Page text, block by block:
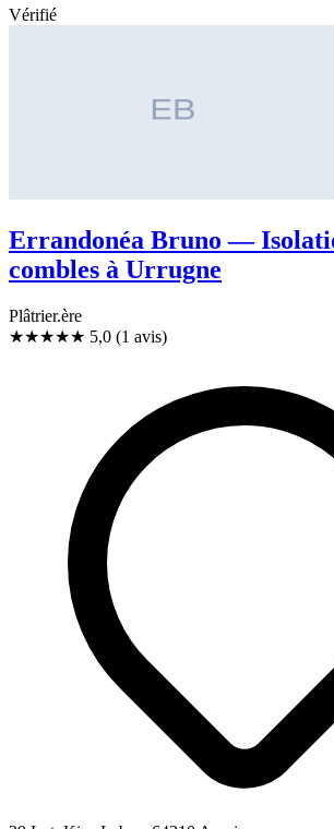
Vérifié
Errandonéa Bruno —
combles à Urrugne
Plâtrier.ère
★★★★★ 5,0 (1 avis)